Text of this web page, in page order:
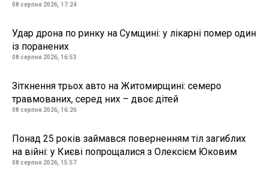
08 серпня 2026, 17:24
Удар дрона по ринку на Сумщині: у лікарні помер один
із поранених
08 серпня 2026, 16:53
Зіткнення трьох авто на Житомирщині: семеро
травмованих, серед них – двоє дітей
08 серпня 2026, 16:26
Понад 25 років займався поверненням тіл загиблих
на війні: у Києві попрощалися з Олексієм Юковим
08 серпня 2026, 15:57